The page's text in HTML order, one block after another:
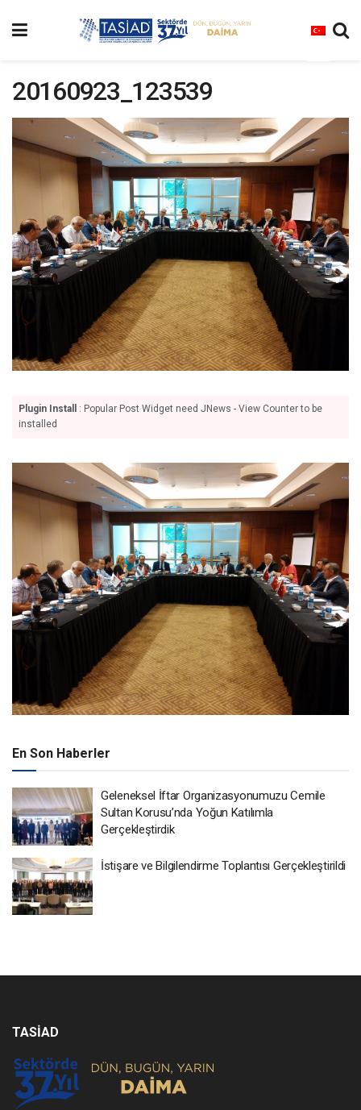
20160923_123539
Plugin Install
: Popular Post Widget need JNews - View Counter to be
installed
En Son Haberler
Geleneksel İftar Organizasyonumuzu Cemile
Sultan Korusu’nda Yoğun Katılımla
Gerçekleştirdik
İstişare ve Bilgilendirme Toplantısı Gerçekleştirildi
TASİAD